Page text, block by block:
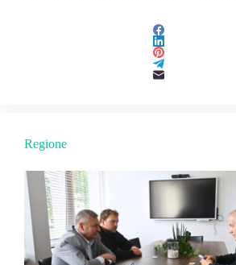
Regione